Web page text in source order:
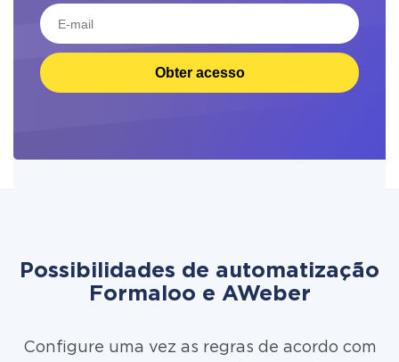
Obter acesso
Possibilidades de automatização
Formaloo e AWeber
Configure uma vez as regras de acordo com